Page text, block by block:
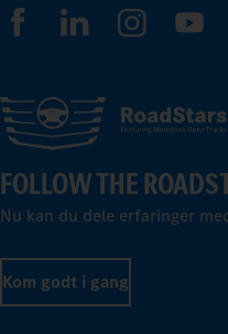
FOLLOW THE
Nu kan du dele erfaringer
Kom godt i gang